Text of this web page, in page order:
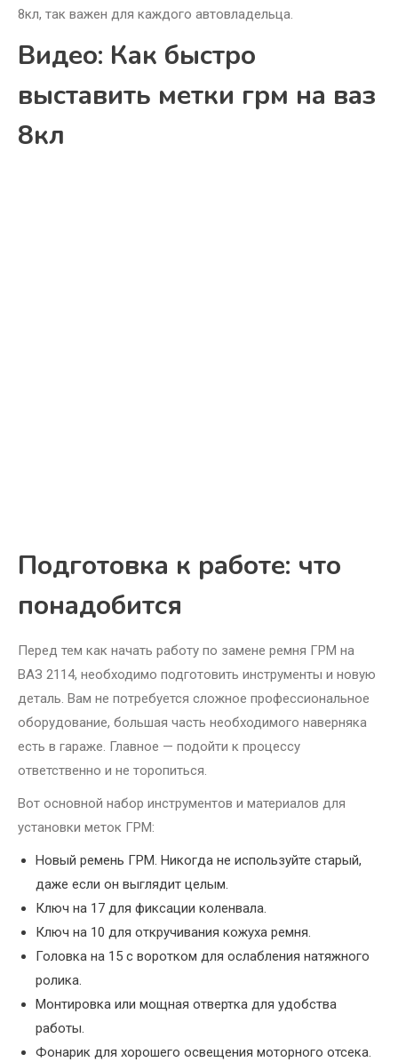
8кл, так важен для каждого автовладельца.
Видео: Как быстро
выставить метки грм на ваз
8кл
Подготовка к работе: что
понадобится
Перед тем как начать работу по замене ремня ГРМ на
ВАЗ 2114, необходимо подготовить инструменты и новую
деталь. Вам не потребуется сложное профессиональное
оборудование, большая часть необходимого наверняка
есть в гараже. Главное — подойти к процессу
ответственно и не торопиться.
Вот основной набор инструментов и материалов для
установки меток ГРМ:
Новый ремень ГРМ. Никогда не используйте старый,
даже если он выглядит целым.
Ключ на 17 для фиксации коленвала.
Ключ на 10 для откручивания кожуха ремня.
Головка на 15 с воротком для ослабления натяжного
ролика.
Монтировка или мощная отвертка для удобства
работы.
Фонарик для хорошего освещения моторного отсека.